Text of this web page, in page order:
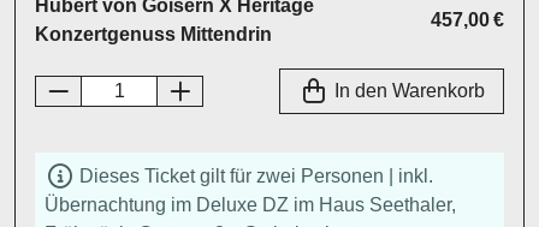
Hubert von Goisern X Heritage
Konzertgenuss Mittendrin
457,00 €
In den Warenkorb
Dieses Ticket gilt für zwei Personen | inkl.
Übernachtung im Deluxe DZ im Haus Seethaler,